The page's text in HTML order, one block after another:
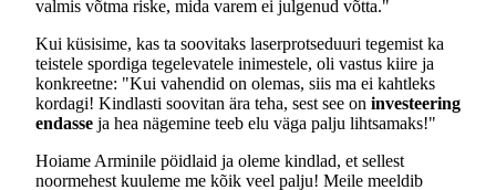
valmis võtma riske, mida varem ei julgenud võtta."
Kui küsisime, kas ta soovitaks laserprotseduuri tegemist ka
teistele spordiga tegelevatele inimestele, oli vastus kiire ja
konkreetne: "Kui vahendid on olemas, siis ma ei kahtleks
kordagi! Kindlasti soovitan ära teha, sest see on investeering
endasse ja hea nägemine teeb elu väga palju lihtsamaks!"
Hoiame Arminile pöidlaid ja oleme kindlad, et sellest
noormehest kuuleme me kõik veel palju! Meile meeldib